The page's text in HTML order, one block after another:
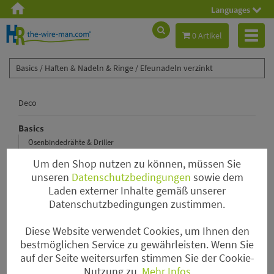
Languages
0 Artikel
Basics / Haften & Nadeln & Ringe / Efeunadeln verzinkt
Deco
Basics
Ösenbindedrähte & Driller
Steckdraht
Wickeldraht & Drahtspinne
Tape & Kleber & Bindebast & Spray
Kenzane & Pinholder & Steckschaum & Kerzenhalter
Haften & Nadeln & Ringe
Myrtendraht
Gitterkörbchen & Gitterrollen
Um den Shop nutzen zu können, müssen Sie
unseren Datenschutzbedingungen sowie dem
Laden externer Inhalte gemäß unserer
Datenschutzbedingungen zustimmen.
Diese Website verwendet Cookies, um Ihnen den
bestmöglichen Service zu gewährleisten. Wenn Sie
auf der Seite weitersurfen stimmen Sie der Cookie-